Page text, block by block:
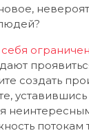
себя
создать
потокам